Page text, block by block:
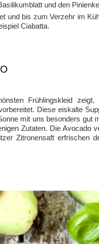
und den
und bis zum Verzehr im
Ciabatta.
Frühlingskleid
Diese eiskalte
mit uns besonders gut
Zutaten. Die Avocado
Zitronensaft erfrischen